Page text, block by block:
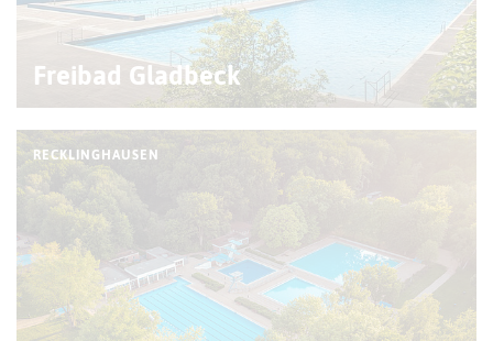
Freibad Gladbeck
RECKLINGHAUSEN